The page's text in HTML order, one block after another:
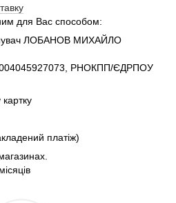
для Вас способом:
ЛОБАНОВ МИХАЙЛО
РНОКПП/ЄДРПОУ
платіж)